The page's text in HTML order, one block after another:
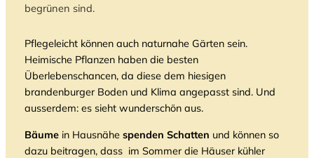
begrünen sind.
Pflegeleicht können auch naturnahe Gärten sein.
Heimische Pflanzen haben die besten
Überlebenschancen, da diese dem hiesigen
brandenburger Boden und Klima angepasst sind. Und
ausserdem: es sieht wunderschön aus.
Bäumein Hausnähe spenden Schatten und können so
dazu beitragen, dass im Sommer die Häuser kühler